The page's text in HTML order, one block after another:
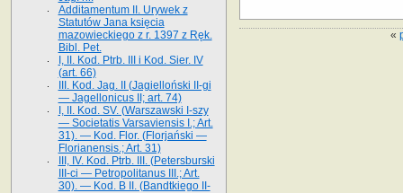
«
Additamentum II. Urywek z
Statutów Jana księcia
mazowieckiego z r. 1397 z Ręk.
Bibl. Pet.
I, II. Kod. Ptrb. III i Kod. Sier. IV
(art. 66)
III. Kod. Jag. II (Jagielloński II-gi
— Jagellonicus II; art. 74)
I, II. Kod. SV. (Warszawski I-szy
— Societatis Varsaviensis I.; Art.
31). — Kod. Flor. (Florjański —
Florianensis.; Art. 31)
III, IV. Kod. Ptrb. III. (Petersburski
III-ci — Petropolitanus III.; Art.
30). — Kod. B II. (Bandtkiego II-